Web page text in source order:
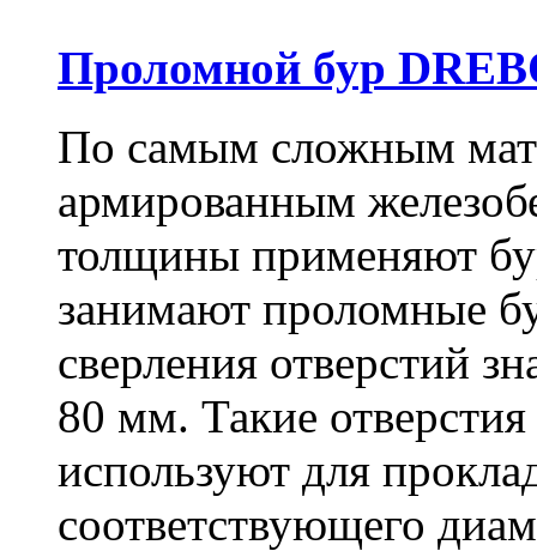
Проломной бур
По самым сложным
армированным
толщины применяют
занимают проломные
сверления отверстий
80 мм. Такие
используют для
соответствующего